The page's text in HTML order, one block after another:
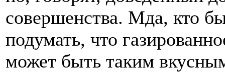
совершенства. Мда, кто
подумать, что
может быть таким